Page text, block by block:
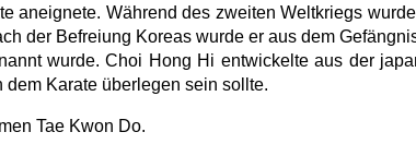
aneignete. Während des zweiten Weltkriegs
der Befreiung Koreas wurde er aus dem
wurde. Choi Hong Hi entwickelte aus der
dem Karate überlegen sein sollte.
Tae Kwon Do.